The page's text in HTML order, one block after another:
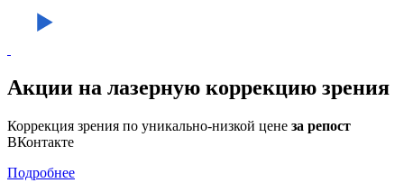
Акции на лазерную коррекцию зрения
Коррекция зрения по уникально-низкой цене за репост
ВКонтакте
Подробнее